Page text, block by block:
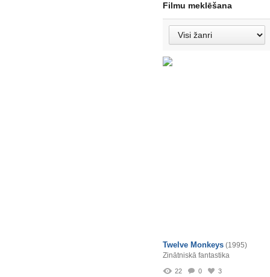
Filmu meklēšana
Twelve Monkeys (1995)
Zinātniskā fantastika
22 0 3